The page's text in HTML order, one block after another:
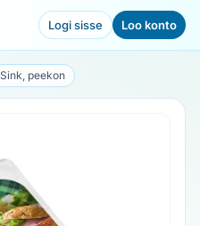
Logi sisse Loo konto
Sink, peekon